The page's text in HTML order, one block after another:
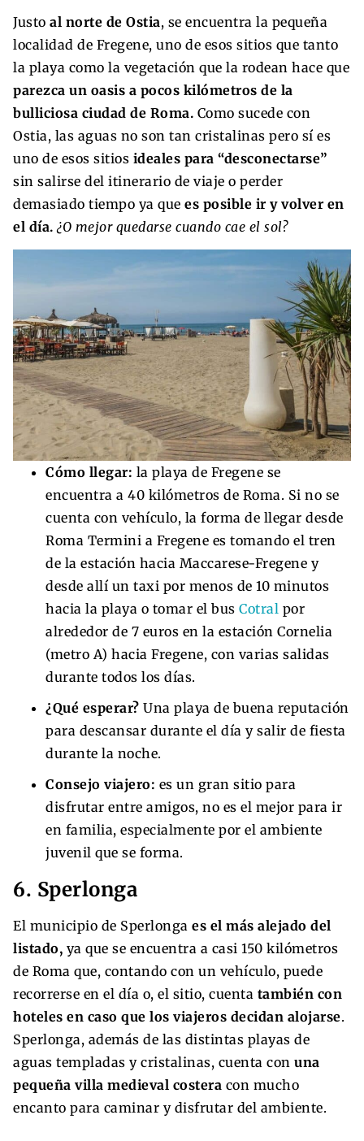
Justo al norte de Ostia, se encuentra la pequeña
localidad de Fregene, uno de esos sitios que tanto
la playa como la vegetación que la rodean hace que
parezca un oasis a pocos kilómetros de la
bulliciosa ciudad de Roma. Como sucede con
Ostia, las aguas no son tan cristalinas pero sí es
uno de esos sitios ideales para “desconectarse”
sin salirse del itinerario de viaje o perder
demasiado tiempo ya que es posible ir y volver en
el día. ¿O mejor quedarse cuando cae el sol?
Cómo llegar: la playa de Fregene se
encuentra a 40 kilómetros de Roma. Si no se
cuenta con vehículo, la forma de llegar desde
Roma Termini a Fregene es tomando el tren
de la estación hacia Maccarese-Fregene y
desde allí un taxi por menos de 10 minutos
hacia la playa o tomar el bus Cotral por
alrededor de 7 euros en la estación Cornelia
(metro A) hacia Fregene, con varias salidas
durante todos los días.
¿Qué esperar? Una playa de buena reputación
para descansar durante el día y salir de fiesta
durante la noche.
Consejo viajero: es un gran sitio para
disfrutar entre amigos, no es el mejor para ir
en familia, especialmente por el ambiente
juvenil que se forma.
6. Sperlonga
El municipio de Sperlonga es el más alejado del
listado, ya que se encuentra a casi 150 kilómetros
de Roma que, contando con un vehículo, puede
recorrerse en el día o, el sitio, cuenta también con
hoteles en caso que los viajeros decidan alojarse.
Sperlonga, además de las distintas playas de
aguas templadas y cristalinas, cuenta con una
pequeña villa medieval costera con mucho
encanto para caminar y disfrutar del ambiente.